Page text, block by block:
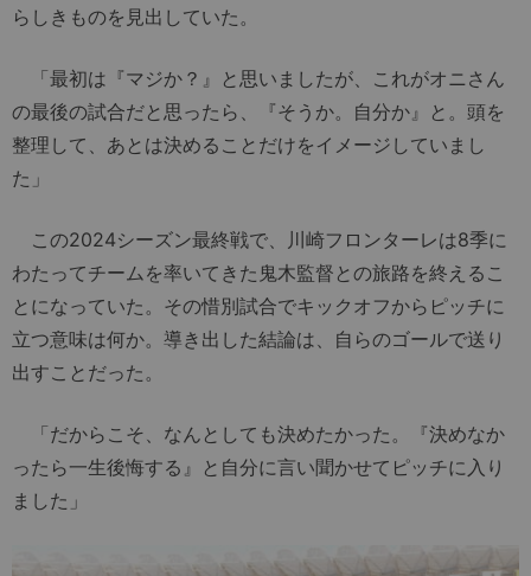
らしきものを見出していた。
「最初は『マジか？』と思いましたが、これがオニさん
の最後の試合だと思ったら、『そうか。自分か』と。頭を
整理して、あとは決めることだけをイメージしていまし
た」
この2024シーズン最終戦で、川崎フロンターレは8季に
わたってチームを率いてきた鬼木監督との旅路を終えるこ
とになっていた。その惜別試合でキックオフからピッチに
立つ意味は何か。導き出した結論は、自らのゴールで送り
出すことだった。
「だからこそ、なんとしても決めたかった。『決めなか
ったら一生後悔する』と自分に言い聞かせてピッチに入り
ました」